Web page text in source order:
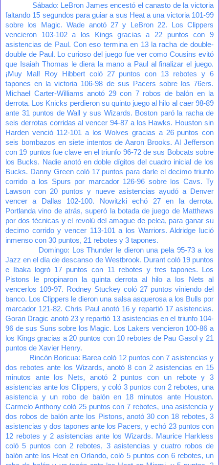
Sábado: LeBron James encestó el canasto de la victoria
faltando 15 segundos para guiar a sus Heat a una victoria 101-99
sobre los Magic. Wade anotó 27 y LeBron 22. Los Clippers
vencieron 103-102 a los Kings gracias a 22 puntos con 9
asistencias de Paul. Con eso termina en 13 la racha de double-
double de Paul. Lo curioso del juego fue ver como Cousins evitó
que Isaiah Thomas le diera la mano a Paul al finalizar el juego.
¡Muy Mal! Roy Hibbert coló 27 puntos con 13 rebotes y 6
tapones en la victoria 106-98 de sus Pacers sobre los 76ers.
Michael Carter-Williams anotó 29 con 7 robos de balón en la
derrota. Los Knicks perdieron su quinto juego al hilo al caer 98-89
ante 31 puntos de Wall y sus Wizards. Boston paró la racha de
seis derrotas corridas al vencer 94-87 a los Hawks. Houston sin
Harden venció 112-101 a los Wolves gracias a 26 puntos con
seis bombazos en siete intentos de Aaron Brooks. Al Jefferson
con 19 puntos fue clave en el triunfo 96-72 de sus Bobcats sobre
los Bucks. Nadie anotó en doble dígitos del cuadro inicial de los
Bucks. Danny Green coló 17 puntos para darle el decimo triunfo
corrido a los Spurs por marcador 126-96 sobre los Cavs. Ty
Lawson con 20 puntos y nueve asistencias ayudó a Denver
vencer a Dallas 102-100. Nowitzki echó 27 en la derrota.
Portlanda vino de atrás, superó la botada de juego de Matthews
por dos técnicas y el revolú del amague de pelea, para ganar su
decimo corrido y vencer 113-101 a los Warriors. Aldridge lució
inmenso con 30 puntos, 21 rebotes y 3 tapones.
Domingo: Los Thunder le dieron una pela 95-73 a los
Jazz en el día de descanso de Westbrook. Durant coló 19 puntos
e Ibaka logró 17 puntos con 11 rebotes y tres tapones. Los
Pistons le propinaron la quinta derrota al hilo a los Nets al
vencerlos 109-97. Rodney Stuckey coló 27 puntos viniendo del
banco. Los Clippers le dieron una salsa asquerosa a los Bulls por
marcador 121-82. Chris Paul anotó 16 y repartió 17 asistencias.
Goran Dragic anotó 23 y repartió 13 asistencias en el triunfo 104-
96 de sus Suns sobre los Magic. Los Lakers vencieron 100-86 a
los Kings gracias a 20 puntos con 10 rebotes de Pau Gasol y 21
puntos de Xavier Henry.
Rincón Boricua: Barea coló 12 puntos con 7 asistencias y
dos rebotes ante los Wizards, anotó 8 con 2 asistencias en 15
minutos ante los Nets, anotó 2 puntos con un rebote y 3
asistencias ante los Clippers, y coló 3 puntos con 2 rebotes, una
asistencia y un robo de balón en 18 minutos ante Houston.
Carmelo Anthony coló 25 puntos con 7 rebotes, una asistencia y
dos robos de balón ante los Pistons, anotó 30 con 18 rebotes, 3
asistencias y dos tapones ante los Pacers, y echó 23 puntos con
12 rebotes y 2 asistencias ante los Wizards. Maurice Harkless
coló 5 puntos con 2 rebotes, 3 asistencias y cuatro robos de
balón ante los Heat en Orlando, coló 5 puntos con 6 rebotes, un